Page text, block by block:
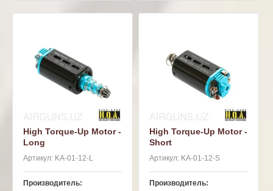
High Torque-Up Motor -
Long
Артикул: KA-01-12-L
Производитель:
High Torque-Up Motor -
Short
Артикул:KA-01-12-S
Производитель: